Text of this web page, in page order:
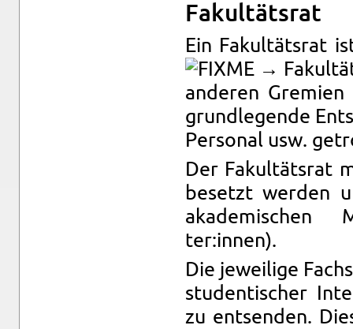
Fa­kul­täts­rat
Ein Fa­kul­täts­rat
→
an­de­ren
grund­le­gen­de
Per­so­nal usw.
Der Fa­kul­täts­rat
be­setzt wer­den
aka­de­mi­schen
ter:innen).
Die je­wei­li­ge
stu­den­ti­scher
zu ent­sen­den.